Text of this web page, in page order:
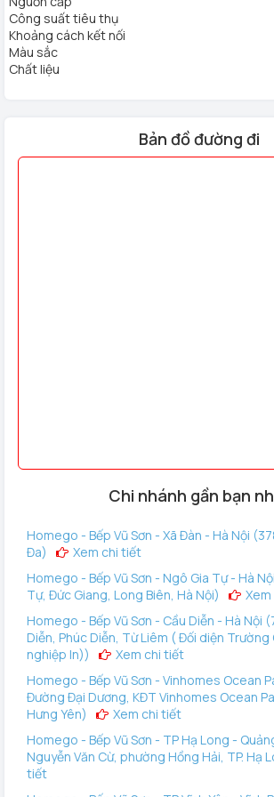
hiển thị nhà thông minh, Homego chính là
cho bạn.
Công suất tiêu thụ
Khoảng cách kết nối
Màu sắc
Chất liệu
Bản đồ đường đi
Chi nhánh gần bạn
Homego - Bếp Vũ Sơn - Xã Đàn - Hà Nội
Đa)
Xem chi tiết
Homego - Bếp Vũ Sơn - Ngô Gia Tự - Hà
Tự, Đức Giang, Long Biên, Hà Nội)
Homego - Bếp Vũ Sơn - Cầu Diễn - Hà Nội
Diễn, Phúc Diễn, Từ Liêm ( Đối diện
nghiệp In))
Xem chi tiết
Homego - Bếp Vũ Sơn - Vinhomes Ocean
Đường Đại Dương, KĐT Vinhomes Ocean
Hưng Yên)
Xem chi tiết
Homego - Bếp Vũ Sơn - TP Hạ Long -
Nguyễn Văn Cừ, phường Hồng Hải, TP. Hạ
tiết